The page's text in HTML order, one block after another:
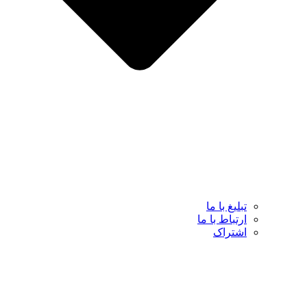
تبلیغ با ما
ارتباط با ما
اشتراک